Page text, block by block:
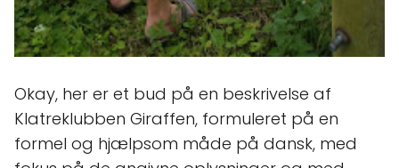
Okay, her er et bud på en beskrivelse af
Klatreklubben Giraffen, formuleret på en
formel og hjælpsom måde på dansk, med